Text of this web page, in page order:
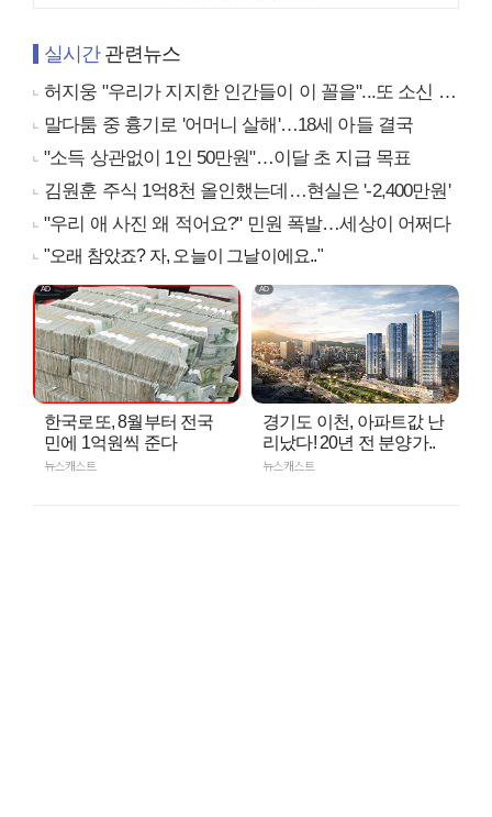
실시간관련뉴스
허지웅 "우리가 지지한 인간들이 이 꼴을"...또 소신 발언
말다툼 중 흉기로 '어머니 살해'…18세 아들 결국
"소득 상관없이 1인 50만원"…이달 초 지급 목표
김원훈 주식 1억8천 올인했는데…현실은 '-2,400만원'
"우리 애 사진 왜 적어요?" 민원 폭발…세상이 어쩌다
"오래 참았죠? 자, 오늘이 그날이에요.."
한국로또, 8월부터 전국
민에 1억원씩 준다
뉴스캐스트
경기도 이천, 아파트값 난
리났다! 20년 전 분양가..
뉴스캐스트